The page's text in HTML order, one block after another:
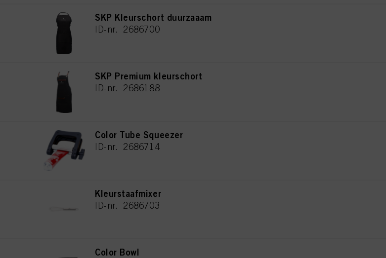
SKP Kleurschort duurzaaam
ID-nr. 2686700
SKP Premium kleurschort
ID-nr. 2686188
Color Tube Squeezer
ID-nr. 2686714
Kleurstaafmixer
ID-nr. 2686703
Color Bowl